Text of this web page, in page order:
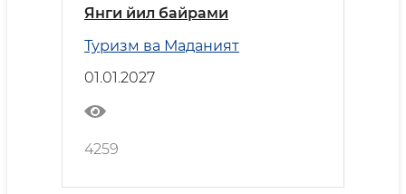
Янги йил байрами
Туризм ва Маданият
01.01.2027
4259